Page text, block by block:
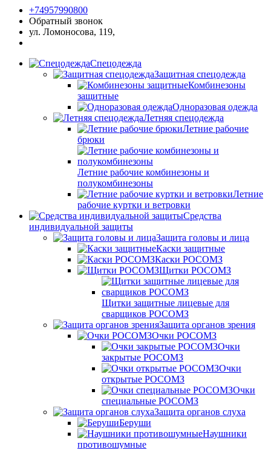
+74957990800
Обратный звонок
ул. Ломоносова, 119,
Спецодежда
Защитная спецодежда
Комбинезоны
защитные
Одноразовая одежда
Летняя спецодежда
Летние рабочие
брюки
Летние рабочие комбинезоны и
полукомбинезоны
Летние
рабочие куртки и ветровки
Средства
индивидуальной защиты
Защита головы и лица
Каски защитные
Каски РОСОМЗ
Щитки РОСОМЗ
Щитки защитные лицевые для
сварщиков РОСОМЗ
Защита органов зрения
Очки РОСОМЗ
Очки
закрытые РОСОМЗ
Очки
открытые РОСОМЗ
Очки
специальные РОСОМЗ
Защита органов слуха
Беруши
Наушники
противошумные